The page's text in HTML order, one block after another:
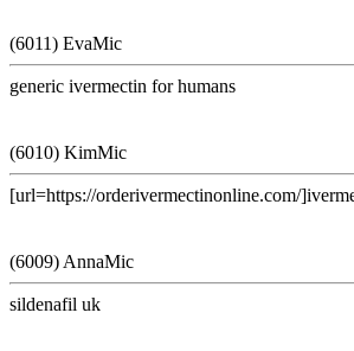
(6011) EvaMic
generic ivermectin for humans
(6010) KimMic
[url=https://orderivermectinonline.com/
(6009) AnnaMic
sildenafil uk